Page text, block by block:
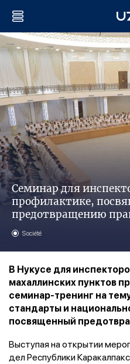
Семинар для
профилактике,
предотвращению
Société
В Нукусе для
махаллинских пунктов
семинар-тренинг на
стандарты и
посвященный
Выступая на открытии
дел Республики